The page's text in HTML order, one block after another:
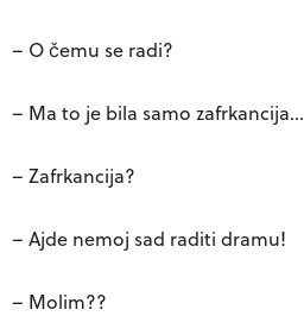
– O čemu se radi?
– Ma to je bila samo zafrkancija…
– Zafrkancija?
– Ajde nemoj sad raditi dramu!
– Molim??